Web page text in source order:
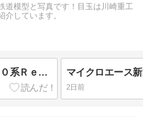
道模型と写真です！目玉は川崎重工
介しています。
鉄道甲子園限定の阪神１０００系Ｒｅバーミリオンが発売
2日前